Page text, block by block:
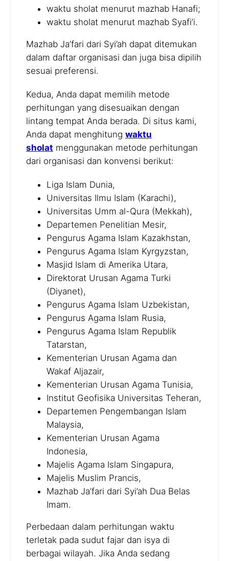
waktu sholat menurut mazhab Hanafi;
waktu sholat menurut mazhab Syafi’i.
Mazhab Ja’fari dari Syi’ah dapat ditemukan
dalam daftar organisasi dan juga bisa dipilih
sesuai preferensi.
Kedua, Anda dapat memilih metode
perhitungan yang disesuaikan dengan
lintang tempat Anda berada. Di situs kami,
Anda dapat menghitung waktu
sholat menggunakan metode perhitungan
dari organisasi dan konvensi berikut:
Liga Islam Dunia,
Universitas Ilmu Islam (Karachi),
Universitas Umm al-Qura (Mekkah),
Departemen Penelitian Mesir,
Pengurus Agama Islam Kazakhstan,
Pengurus Agama Islam Kyrgyzstan,
Masjid Islam di Amerika Utara,
Direktorat Urusan Agama Turki
(Diyanet),
Pengurus Agama Islam Uzbekistan,
Pengurus Agama Islam Rusia,
Pengurus Agama Islam Republik
Tatarstan,
Kementerian Urusan Agama dan
Wakaf Aljazair,
Kementerian Urusan Agama Tunisia,
Institut Geofisika Universitas Teheran,
Departemen Pengembangan Islam
Malaysia,
Kementerian Urusan Agama
Indonesia,
Majelis Agama Islam Singapura,
Majelis Muslim Prancis,
Mazhab Ja’fari dari Syi’ah Dua Belas
Imam.
Perbedaan dalam perhitungan waktu
terletak pada sudut fajar dan isya di
berbagai wilayah. Jika Anda sedang